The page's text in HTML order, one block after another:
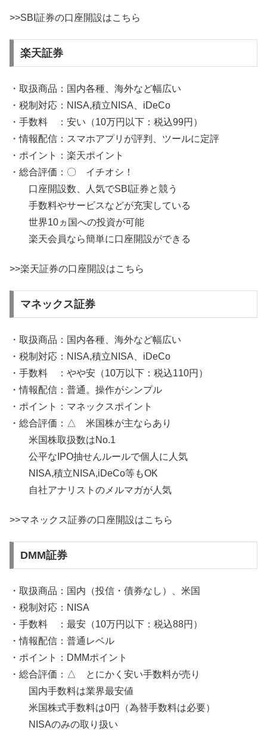
>>SBI証券の口座開設はこちら
楽天証券
・取扱商品：国内各種、海外など幅広い
・税制対応：NISA,積立NISA、iDeCo
・手数料 ：安い（10万円以下：税込99円）
・情報配信：スマホアプリが評判、ツールに定評
・ポイント：楽天ポイント
・総合評価：〇 イチオシ！
口座開設数、人気でSBI証券と競う
手数料やサービスなどが充実している
世界10ヵ国への投資が可能
楽天会員なら簡単に口座開設ができる
>>楽天証券の口座開設はこちら
マネックス証券
・取扱商品：国内各種、海外など幅広い
・税制対応：NISA,積立NISA、iDeCo
・手数料 ：やや安（10万以下：税込110円）
・情報配信：普通。操作がシンプル
・ポイント：マネックスポイント
・総合評価：△ 米国株が主ならあり
米国株取扱数はNo.1
公平なIPO抽せんルールで個人に人気
NISA,積立NISA,iDeCo等もOK
自社アナリストのメルマガが人気
>>マネックス証券の口座開設はこちら
DMM証券
・取扱商品：国内（投信・債券なし）、米国
・税制対応：NISA
・手数料 ：最安（10万円以下：税込88円）
・情報配信：普通レベル
・ポイント：DMMポイント
・総合評価：△ とにかく安い手数料が売り
国内手数料は業界最安値
米国株式手数料は0円（為替手数料は必要）
NISAのみの取り扱い